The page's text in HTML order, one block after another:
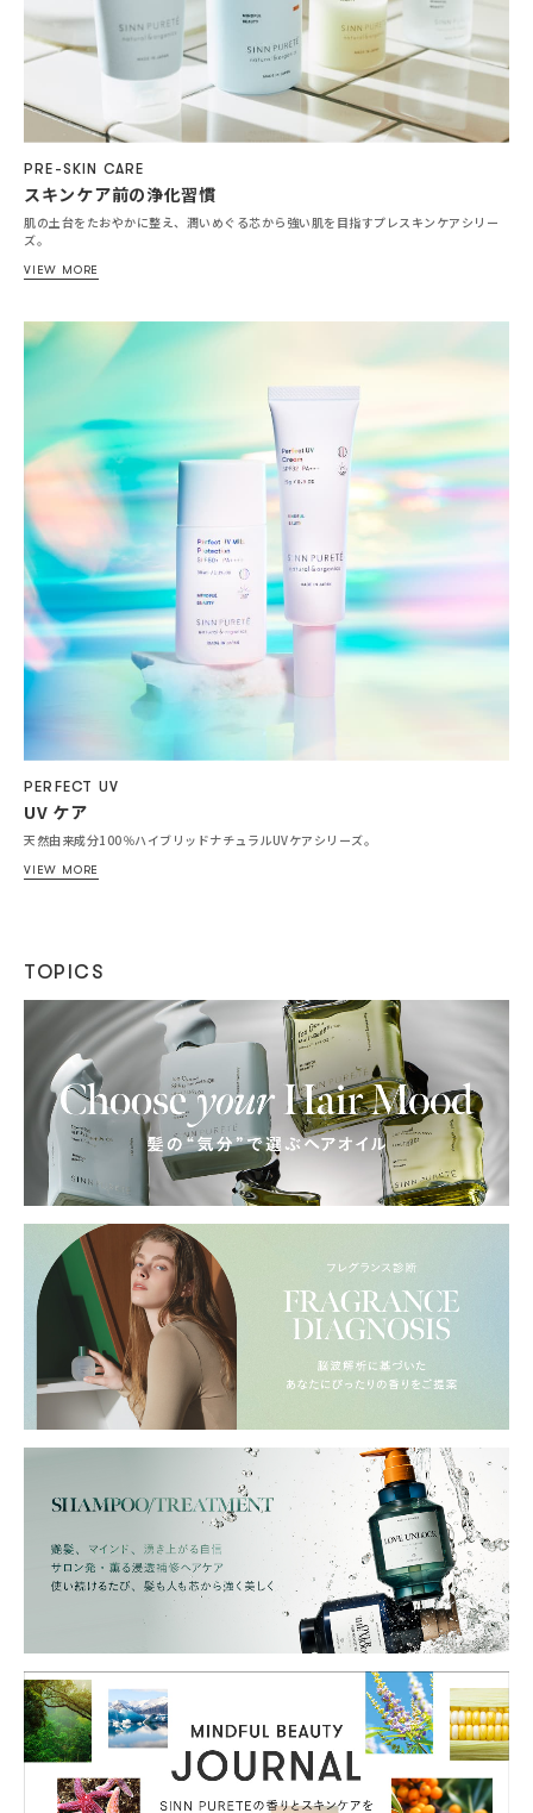
PRE-SKIN CARE
スキンケア前の浄化習慣
肌の土台をたおやかに整え、潤いめぐる芯から強い肌を目指すプレスキンケアシリー
ズ。
VIEW MORE
PERFECT UV
UV ケア
天然由来成分100％ハイブリッドナチュラルUVケアシリーズ。
VIEW MORE
TOPICS